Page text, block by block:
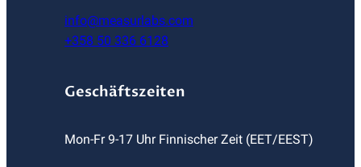
info@measurlabs.com
+358 50 336 6128
Geschäftszeiten
Mon-Fr 9-17 Uhr Finnischer Zeit (EET/EEST)